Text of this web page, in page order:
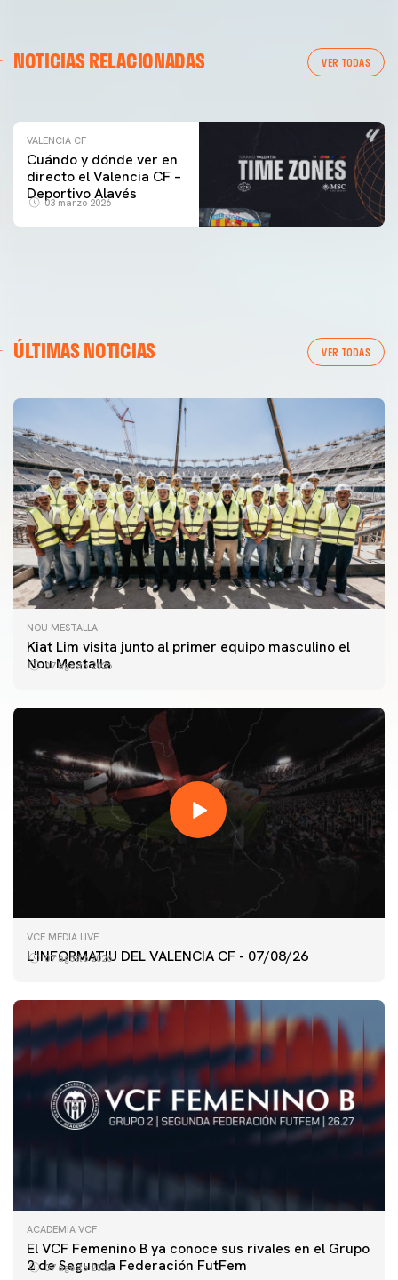
NOTICIAS RELACIONADAS VER TODAS
ENTRENAMIENTO DEL VALENCIA CF 04/03/26
VALENCIA CF
Cuándo y dónde ver en
directo el Valencia CF –
Deportivo Alavés
03 marzo 2026
ÚLTIMAS NOTICIAS VER TODAS
NOU MESTALLA
Kiat Lim visita junto al primer equipo masculino el
Nou Mestalla
07 agosto 2026
VCF MEDIA LIVE
L'INFORMATIU DEL VALENCIA CF - 07/08/26
07 agosto 2026
ACADEMIA VCF
El VCF Femenino B ya conoce sus rivales en el Grupo
2 de Segunda Federación FutFem
07 agosto 2026
PRIMER EQUIPO
ENTRENAMIENTO DEL VALENCIA CF 7/8/2026